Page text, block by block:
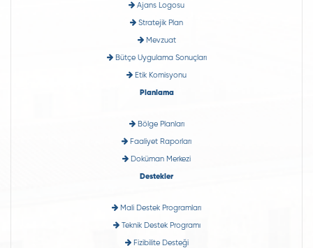
Ajans Logosu
Stratejik Plan
Mevzuat
Bütçe Uygulama Sonuçları
Etik Komisyonu
Planlama
Bölge Planları
Faaliyet Raporları
Doküman Merkezi
Destekler
Mali Destek Programları
Teknik Destek Programı
Fizibilite Desteği